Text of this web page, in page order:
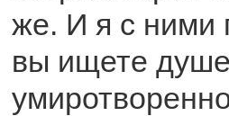
же. И я с ними
вы ищете